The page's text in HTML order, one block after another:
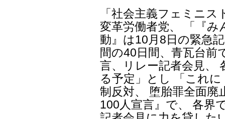
「社会主義フェミニ
変革労働者党、 「『
動』は10月8日の緊急
間の40日間、青瓦台前
言、リレー記者会見、
る予定」とし 「これ
制反対、 堕胎罪全面
100人宣言』で、 各界